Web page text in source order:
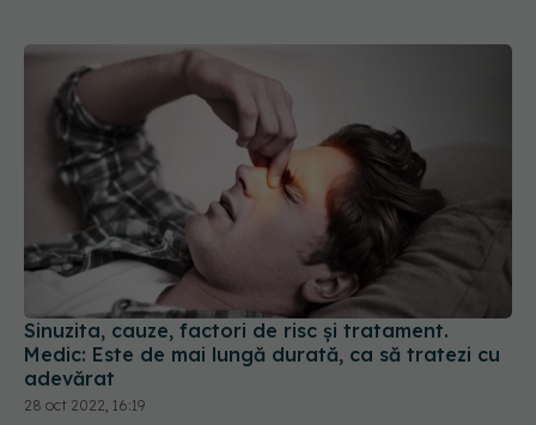
Sinuzita, cauze, factori de risc și tratament.
Medic: Este de mai lungă durată, ca să tratezi cu
adevărat
28 oct 2022, 16:19